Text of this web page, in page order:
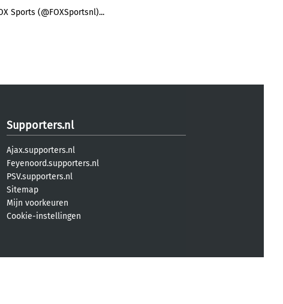
Sports (@FOXSportsnl)...
Supporters.nl
Ajax.supporters.nl
Feyenoord.supporters.nl
PSV.supporters.nl
Sitemap
Mijn voorkeuren
Cookie-instellingen